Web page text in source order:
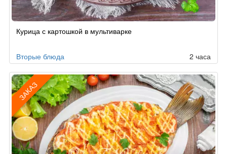
Курица с картошкой в мультиварке
Вторые блюда 2 часа
ЗАКАЗ